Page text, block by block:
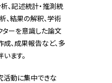
、記述統計・推測統
、結果の解釈、学術
ターを意識した論文
、成果報告など、多
ます。
活動に集中できな